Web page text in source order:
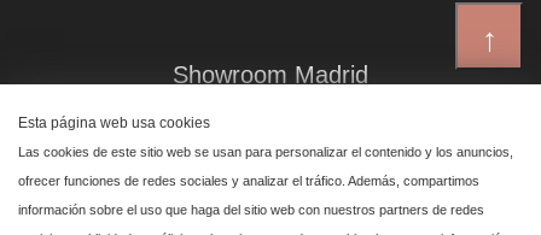
↑
Showroom Madrid
Plaza de Canalejas 6, 4 izq
Centro, 28014 Madrid
Esta página web usa cookies
Las cookies de este sitio web se usan para personalizar el contenido y los anuncios,
ofrecer funciones de redes sociales y analizar el tráfico. Además, compartimos
información sobre el uso que haga del sitio web con nuestros partners de redes